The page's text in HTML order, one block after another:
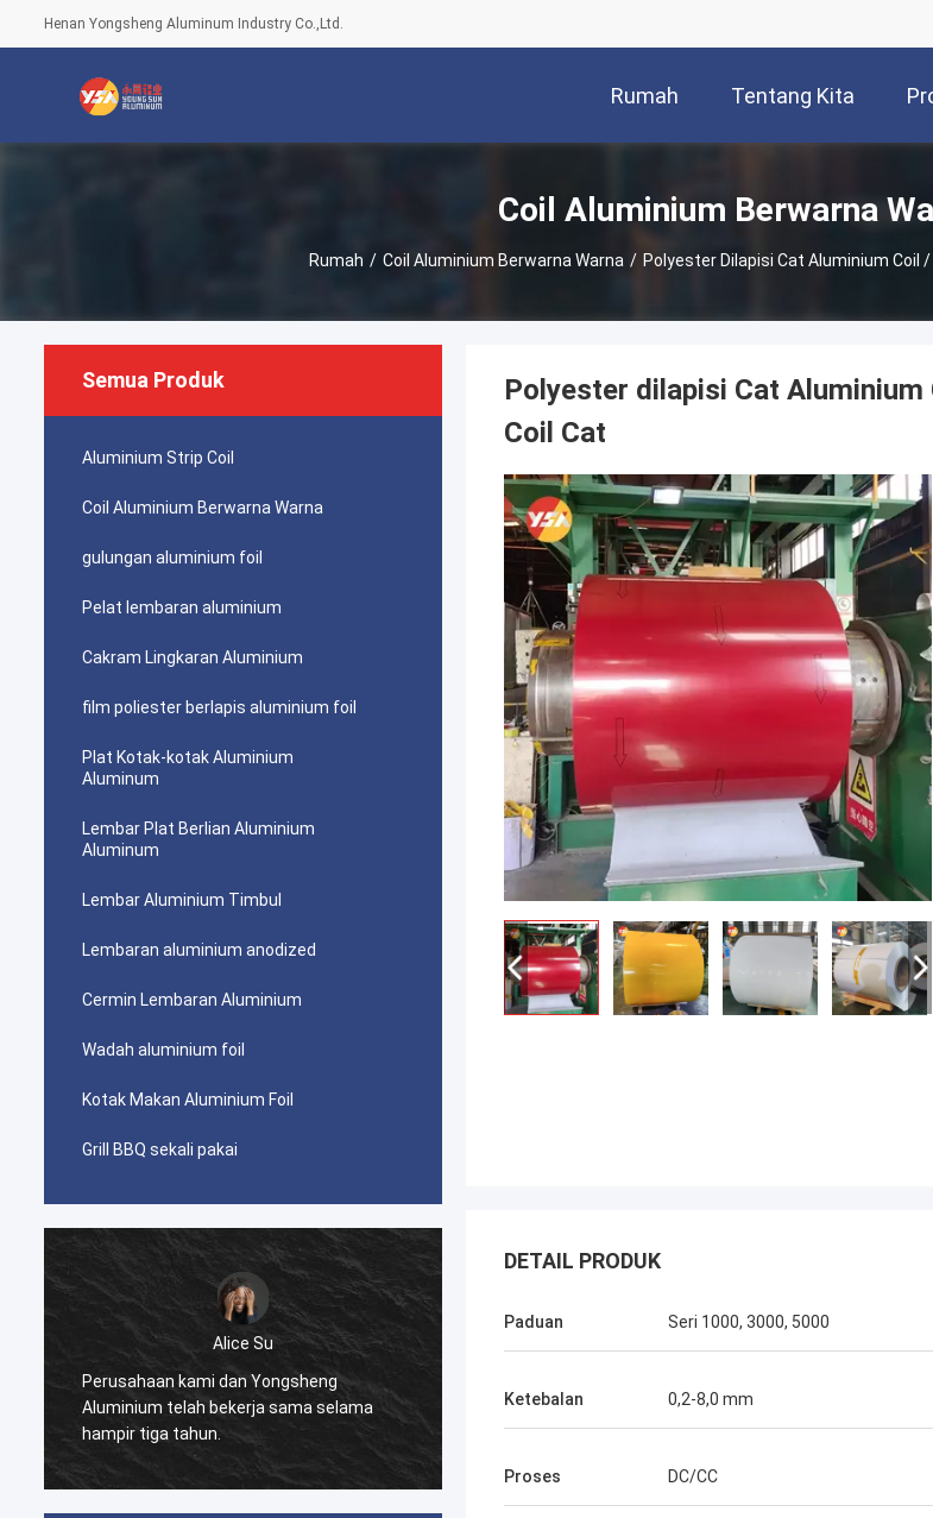
Henan Yongsheng Aluminum Industry Co.,Ltd.
Rumah Tentang Kita
Coil Aluminium Berwarna
Rumah / Coil Aluminium Berwarna Warna / Polyester Dilapisi Cat Aluminium Coil
Semua Produk
Aluminium Strip Coil
Coil Aluminium Berwarna Warna
gulungan aluminium foil
Pelat lembaran aluminium
Cakram Lingkaran Aluminium
film poliester berlapis aluminium foil
Plat Kotak-kotak Aluminium
Aluminum
Lembar Plat Berlian Aluminium
Aluminum
Lembar Aluminium Timbul
Lembaran aluminium anodized
Cermin Lembaran Aluminium
Wadah aluminium foil
Kotak Makan Aluminium Foil
Grill BBQ sekali pakai
Zoey
Kami membeli aluminium circle dari
Yongsheng Aluminium dan
mengirimkannya ke Ghana.
gulungan aluminium warna timbul dari
Aluminium Yongsheng.
juga
Polyester dilapisi Cat
Coil Cat
DETAIL PRODUK
Paduan Seri 1000, 3000, 5000
Ketebalan 0,2-8,0 mm
Proses DC/CC